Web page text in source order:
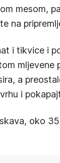
mesom,
na
i tikvice i
mljevene
a
i
oko